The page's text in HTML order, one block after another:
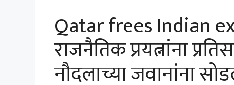
Qatar frees Indian
राजनैतिक प्रयत्नांना
नौदलाच्या जवानांना